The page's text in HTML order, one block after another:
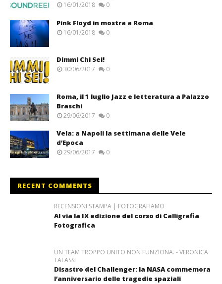
16/01/2018 0
Pink Floyd in mostra a Roma
16/01/2018 0
Dimmi Chi Sei!
30/06/2017 0
Roma, il 1 luglio Jazz e letteratura a Palazzo
Braschi
29/06/2017 0
Vela: a Napoli la settimana delle Vele
d’Epoca
29/06/2017 0
RECENT COMMENTS
RECENSIONI STAMPA | FOTOGRAFIAMO
Al via la IX edizione del corso di Calligrafia
Fotografica
UN TEAM TROPPO UNITO NON FUNZIONA. - VERONICA
TALASSI
Disastro del Challenger: la NASA commemora
l’anniversario delle tragedie spaziali